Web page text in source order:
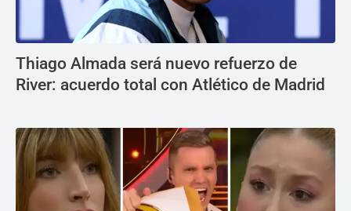
Thiago Almada será nuevo refuerzo de
River: acuerdo total con Atlético de Madrid